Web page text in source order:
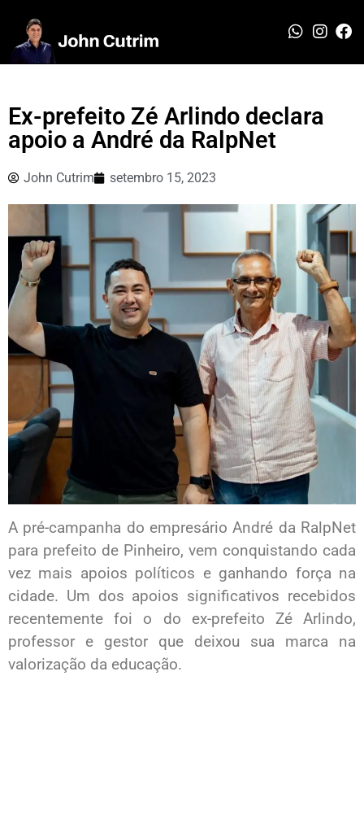
Ex-prefeito Zé Arlindo declara
apoio a André da RalpNet
John Cutrim setembro 15, 2023
A pré-campanha do empresário André da RalpNet
para prefeito de Pinheiro, vem conquistando cada
vez mais apoios políticos e ganhando força na
cidade. Um dos apoios significativos recebidos
recentemente foi o do ex-prefeito Zé Arlindo,
professor e gestor que deixou sua marca na
valorização da educação.